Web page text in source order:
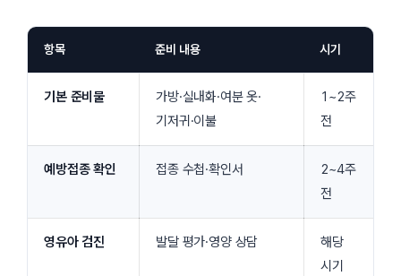
항목 준비 내용 시기
기본 준비물
가방·실내화·여분 옷·
기저귀·이불
1~2주
전
예방접종 확인 접종 수첩·확인서
2~4주
전
영유아 검진 발달 평가·영양 상담
해당
시기